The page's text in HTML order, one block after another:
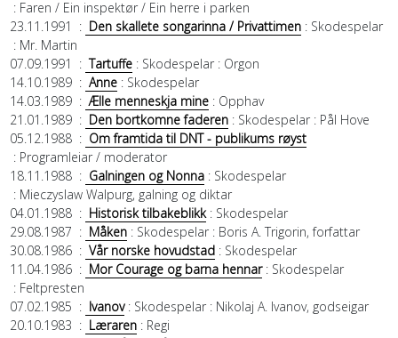
: Faren / Ein inspektør / Ein herre i parken
23.11.1991
: Den skallete songarinna / Privattimen: Skodespelar
: Mr. Martin
07.09.1991
: Tartuffe: Skodespelar: Orgon
14.10.1989: Anne: Skodespelar
14.03.1989: Ælle menneskja mine: Opphav
21.01.1989: Den bortkomne faderen: Skodespelar: Pål Hove
05.12.1988: Om framtida til DNT - publikums røyst
: Programleiar / moderator
18.11.1988: Galningen og Nonna: Skodespelar
: Mieczyslaw Walpurg, galning og diktar
04.01.1988: Historisk tilbakeblikk: Skodespelar
29.08.1987 : Måken: Skodespelar: Boris A. Trigorin, forfattar
30.08.1986: Vår norske hovudstad: Skodespelar
11.04.1986: Mor Courage og barna hennar: Skodespelar
: Feltpresten
07.02.1985 : Ivanov: Skodespelar: Nikolaj A. Ivanov, godseigar
20.10.1983 : Læraren: Regi